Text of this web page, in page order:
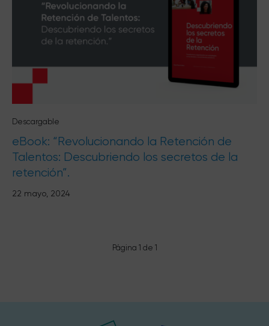
Descargable
eBook: “Revolucionando la Retención de
Talentos: Descubriendo los secretos de la
retención”.
22 mayo, 2024
Página 1 de 1